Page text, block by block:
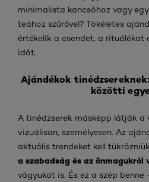
minimalista kancsóhoz vagy
teához szűrővel? Tökéletes
értékelik a csendet, a rituálékat
időt.
Ajándékok
közötti
A tinédzserek másképp látják a
vizuálisan, személyesen. Az
aktuális trendeket kell
a szabadság és az önmagukról
vágyukat is. És ez a szép